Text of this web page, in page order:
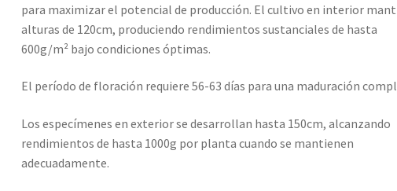
para maximizar el potencial de producción. El cultivo en interior
alturas de 120cm, produciendo rendimientos sustanciales de hasta
600g/m² bajo condiciones óptimas.
El período de floración requiere 56-63 días para una maduración
Los especímenes en exterior se desarrollan hasta 150cm, alcanzando
rendimientos de hasta 1000g por planta cuando se mantienen
adecuadamente.